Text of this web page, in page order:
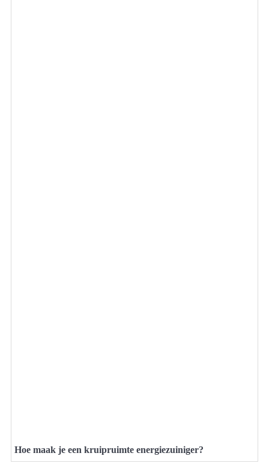
Hoe maak je een kruipruimte energiezuiniger?